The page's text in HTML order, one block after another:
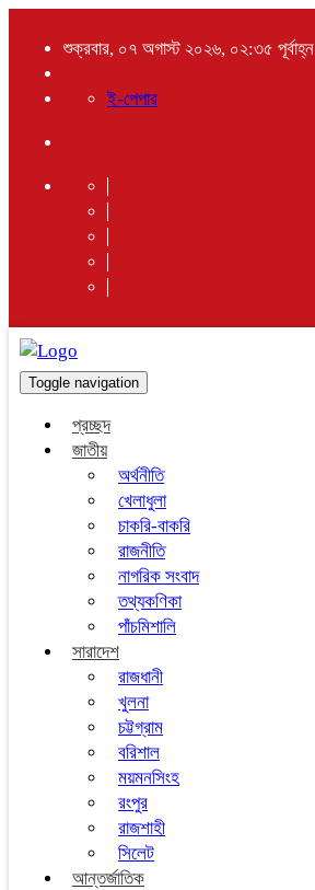
শুক্রবার, ০৭ অগাস্ট ২০২৬, ০২:৩৫ পূর্বাহ্ন
ই-পেপার
Toggle navigation
প্রচ্ছদ
জাতীয়
অর্থনীতি
খেলাধুলা
চাকরি-বাকরি
রাজনীতি
নাগরিক সংবাদ
তথ্যকণিকা
পাঁচমিশালি
সারাদেশ
রাজধানী
খুলনা
চট্টগ্রাম
বরিশাল
ময়মনসিংহ
রংপুর
রাজশাহী
সিলেট
আন্তর্জাতিক